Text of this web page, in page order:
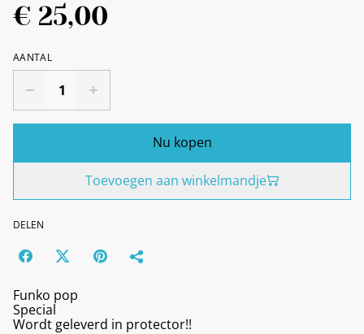
€ 25,00
AANTAL
Nu kopen
Toevoegen aan winkelmandje
DELEN
Funko pop
Special
Wordt geleverd in protector!!